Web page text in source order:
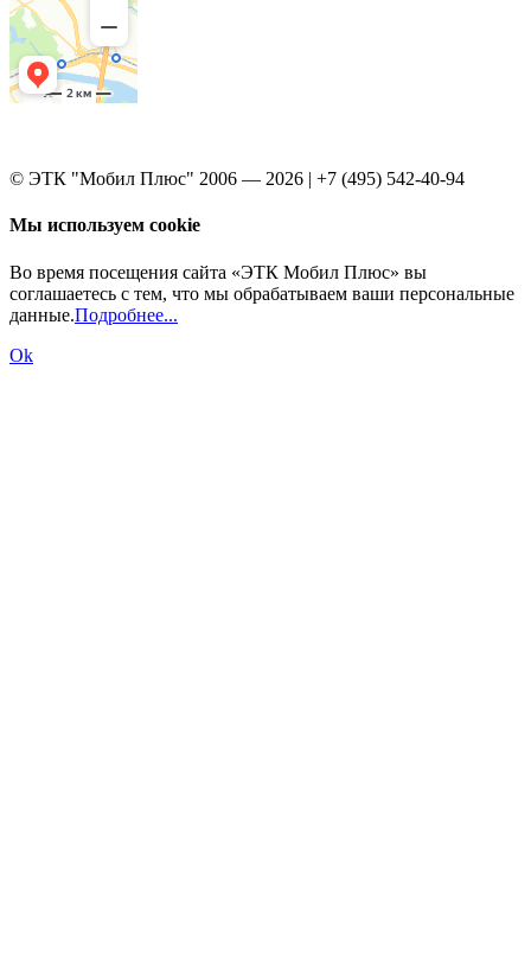
© ЭТК "Мобил Плюс" 2006 — 2026 | +7 (495) 542-40-94
Мы используем cookie
Во время посещения сайта «ЭТК Мобил Плюс» вы
соглашаетесь с тем, что мы обрабатываем ваши персональные
данные.Подробнее...
Ok